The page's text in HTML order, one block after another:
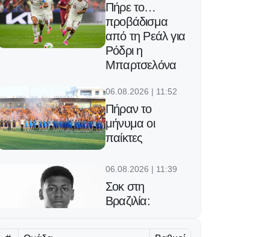
Πήρε το…
προβάδισμα
από τη Ρεάλ για
Ρόδρι η
Μπαρτσελόνα
06.08.2026 | 11:52
Πήραν το
μήνυμα οι
παίκτες
06.08.2026 | 11:39
Σοκ στη
Βραζιλία: